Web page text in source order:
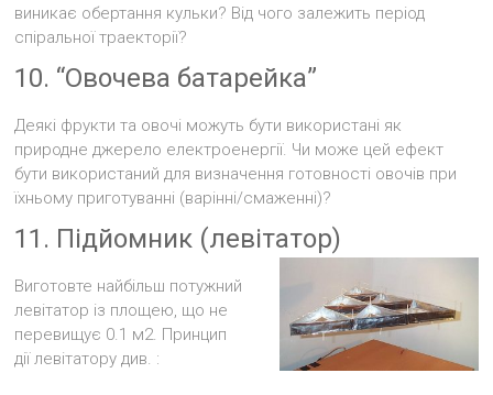
виникає обертання кульки? Від чого залежить період
спіральної траекторії?
10. “Овочева батарейка”
Деякі фрукти та овочі можуть бути використані як
природне джерело електроенергії. Чи може цей ефект
бути використаний для визначення готовності овочів при
їхньому приготуванні (варінні/смаженні)?
11. Підйомник (левітатор)
Виготовте найбільш потужний
левітатор із площею, що не
перевищує 0.1 м2. Принцип
дії левітатору див. :